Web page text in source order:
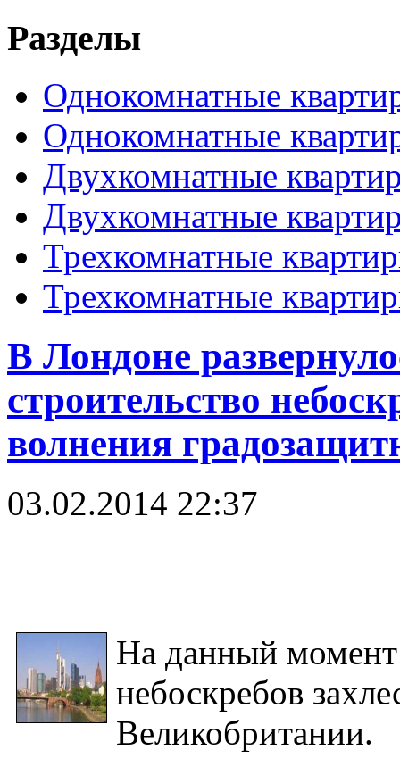
Разделы
Однокомнатные
Однокомнатные
Двухкомнатные
Двухкомнатные
Трехкомнатные
Трехкомнатные
В Лондоне
строительство
волнения
03.02.2014 22:37
На данный момент
небоскребов
Великобритании.